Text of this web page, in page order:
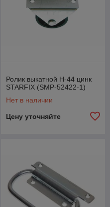
Ролик выкатной Н-44 цинк
STARFIX (SMP-52422-1)
Нет в наличии
Цену уточняйте